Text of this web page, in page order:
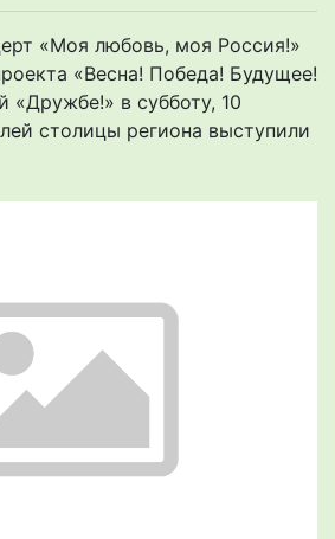
«Моя любовь, моя Россия!»
«Весна! Победа! Будущее!
«Дружбе!» в субботу, 10
столицы региона выступили